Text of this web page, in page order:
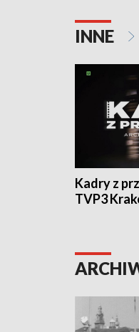
INNE
Kadry z
TVP3